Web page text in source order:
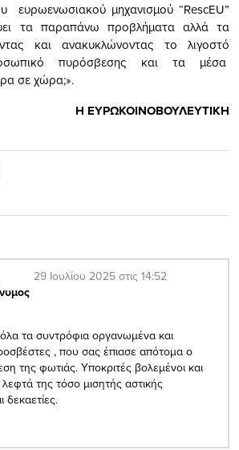
ευρωενωσιακού μηχανισμού “RescEU”
τα παραπάνω προβλήματα αλλά τα
και ανακυκλώνοντας το λιγοστό
πυρόσβεσης και τα μέσα
σε χώρα;».
ΕΥΡΩΚΟΙΝΟΒΟΥΛΕΥΤΙΚΗ
29 Ιουλίου 2025 στις 14:52
τα συντρόφια οργανωμένα και
, που σας έπιασε απότομα ο
της φωτιάς. Υποκριτές βολεμένοι και
της τόσο μισητής αστικής
δεκαετίες.